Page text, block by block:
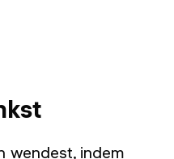
wendest, indem